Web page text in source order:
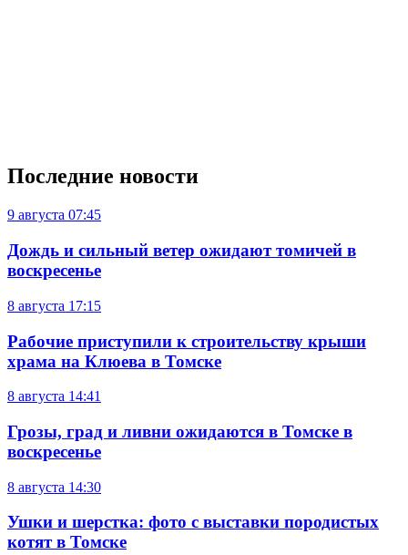
Последние новости
9 августа 07:45
Дождь и сильный ветер ожидают томичей в
воскресенье
8 августа 17:15
Рабочие приступили к строительству крыши
храма на Клюева в Томске
8 августа 14:41
Грозы, град и ливни ожидаются в Томске в
воскресенье
8 августа 14:30
Ушки и шерстка: фото с выставки породистых
котят в Томске